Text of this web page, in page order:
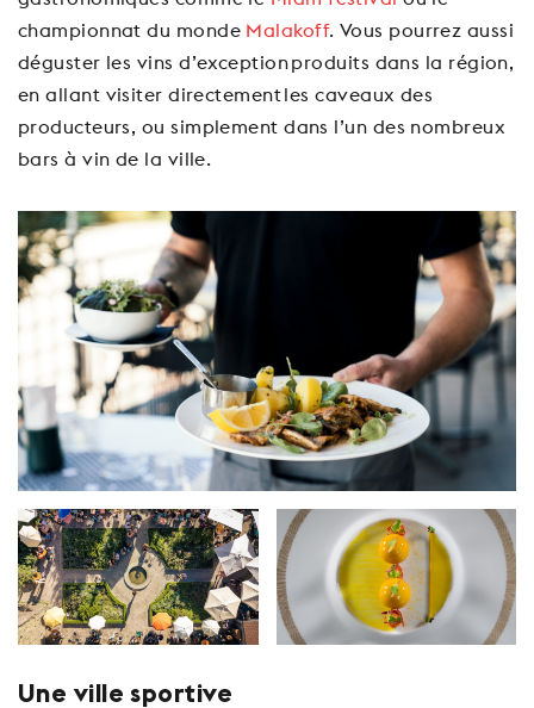
championnat du monde Malakoff. Vous pourrez aussi
déguster les vins d’exception produits dans la région,
en allant visiter directement les caveaux des
producteurs, ou simplement dans l’un des nombreux
bars à vin de la ville.
Une ville sportive